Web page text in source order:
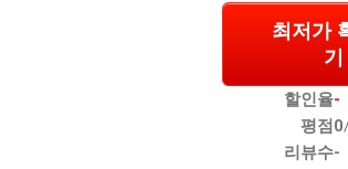
최저가
기
할인율-
평점 0
리뷰수-